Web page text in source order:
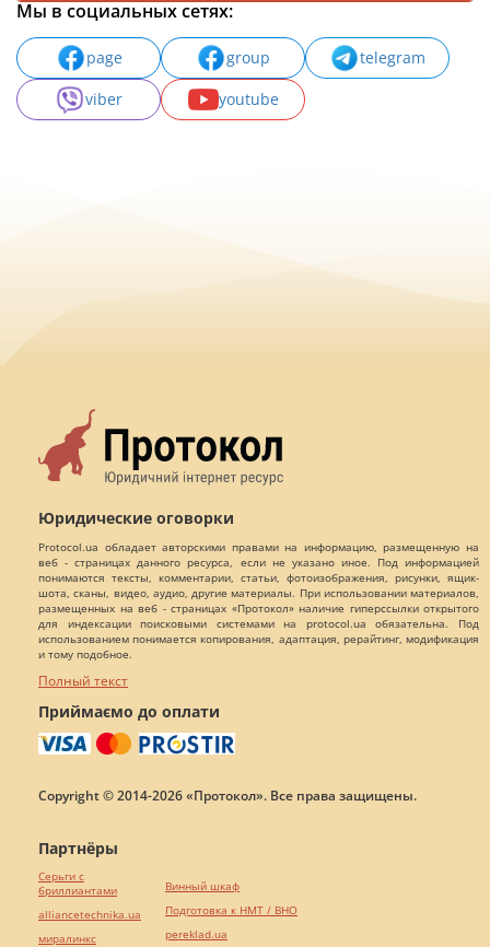
Мы в социальных сетях:
page group
telegram
viber
youtube
Юридические оговорки
Protocol.ua обладает авторскими правами на информацию, размещенную на
веб - страницах данного ресурса, если не указано иное. Под информацией
понимаются тексты, комментарии, статьи, фотоизображения, рисунки, ящик-
шота, сканы, видео, аудио, другие материалы. При использовании материалов,
размещенных на веб - страницах «Протокол» наличие гиперссылки открытого
для индексации поисковыми системами на protocol.ua обязательна. Под
использованием понимается копирования, адаптация, рерайтинг, модификация
и тому подобное.
Полный текст
Приймаємо до оплати
Copyright © 2014-2026 «Протокол». Все права защищены.
Партнёры
Серьги с
бриллиантами
alliancetechnika.ua
миралинкс
Винный шкаф
Подготовка к НМТ / ВНО
pereklad.ua